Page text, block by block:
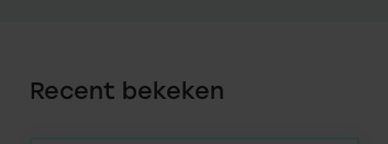
Recent bekeken